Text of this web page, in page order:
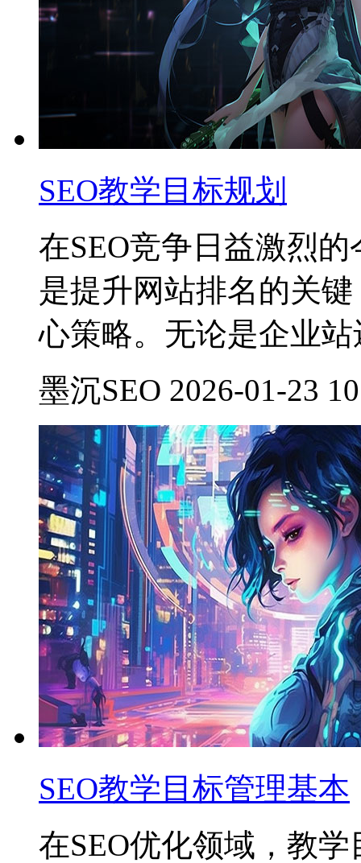
SEO教学目标规划
在SEO竞争日益激烈
是提升网站排名的关
心策略。无论是企业
墨沉SEO 2026-01-23
SEO教学目标管理基本
在SEO优化领域，教